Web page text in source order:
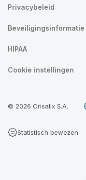
Privacybeleid
Beveiligingsinformatie
HIPAA
Cookie instellingen
© 2026 Crisalix S.A.
Statistisch bewezen